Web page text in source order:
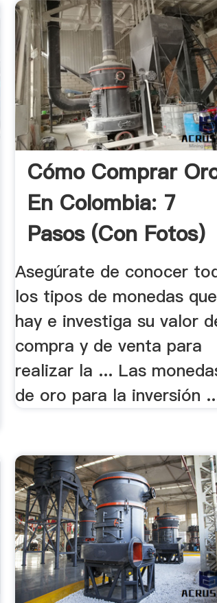
Cómo Comprar
En Colombia: 7
Pasos (con Fotos)
Asegúrate de conocer
los tipos de monedas que
hay e investiga su valor
compra y de venta para
realizar la ... Las
de oro para la inversión